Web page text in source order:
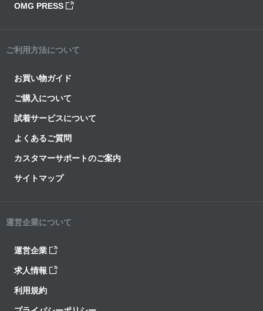
OMG PRESS
ご利用方法について
お買い物ガイド
ご購入について
試着サービスについて
よくあるご質問
カスタマーサポートのご案内
サイトマップ
運営企業について
運営企業
求人情報
利用規約